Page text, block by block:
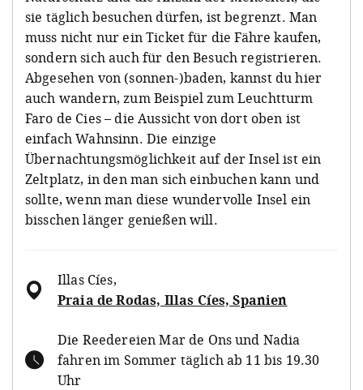
sie täglich besuchen dürfen, ist begrenzt. Man
muss nicht nur ein Ticket für die Fähre kaufen,
sondern sich auch für den Besuch registrieren.
Abgesehen von (sonnen-)baden, kannst du hier
auch wandern, zum Beispiel zum Leuchtturm
Faro de Cies – die Aussicht von dort oben ist
einfach Wahnsinn. Die einzige
Übernachtungsmöglichkeit auf der Insel ist ein
Zeltplatz, in den man sich einbuchen kann und
sollte, wenn man diese wundervolle Insel ein
bisschen länger genießen will.
Illas Cíes,
Praia de Rodas, Illas Cíes, Spanien
Die Reedereien Mar de Ons und Nadia
fahren im Sommer täglich ab 11 bis 19.30
Uhr